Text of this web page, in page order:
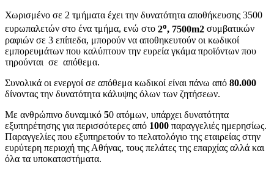
Χωρισμένο σε 2 τμήματα έχει την δυνατότητα αποθήκευσης 3500
ευρωπαλετών στο ένα τμήμα, ενώ στο 2ο, 7500m2 συμβατικών
ραφιών σε 3 επίπεδα, μπορούν να αποθηκευτούν οι κωδικοί
εμπορευμάτων που καλύπτουν την ευρεία γκάμα προϊόντων που
τηρούνται σε απόθεμα.
Συνολικά οι ενεργοί σε απόθεμα κωδικοί είναι πάνω από 80.000
δίνοντας την δυνατότητα κάλυψης όλων των ζητήσεων.
Με ανθρώπινο δυναμικό 50 ατόμων, υπάρχει δυνατότητα
εξυπηρέτησης για περισσότερες από 1000 παραγγελιές ημερησίως.
Παραγγελίες που εξυπηρετούν το πελατολόγιο της εταιρείας στην
ευρύτερη περιοχή της Αθήνας, τους πελάτες της επαρχίας αλλά και
όλα τα υποκαταστήματα.